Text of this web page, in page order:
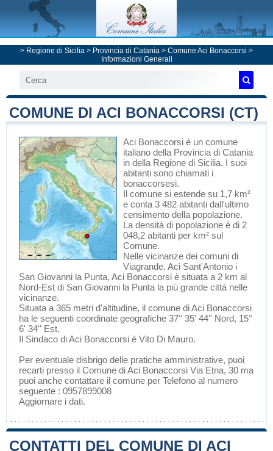
> Regione di Sicilia > Provincia di Catania > Comune Aci Bonaccorsi >
Informazioni Generali
COMUNE DI ACI BONACCORSI (CT)
Aci Bonaccorsi è un comune
italiano della Provincia di Catania
in della Regione di Sicilia. I suoi
abitanti sono chiamati i
bonaccorsesi.
Il comune si estende su 1,7 km²
e conta 3 482 abitanti dall'ultimo
censimento della popolazione.
La densità di popolazione è di 2
048,2 abitanti per km² sul
Comune.
Nelle vicinanze dei comuni di
Viagrande, Aci Sant'Antonio i
San Giovanni la Punta, Aci Bonaccorsi è situata a 2 km al
Nord-Est di San Giovanni la Punta la più grande città nelle
vicinanze.
Situata a 365 metri d'altitudine, il comune di Aci Bonaccorsi
ha le seguenti coordinate geografiche 37° 35' 44'' Nord, 15°
6' 34'' Est.
Il Sindaco di Aci Bonaccorsi è Vito Di Mauro.
Per eventuale disbrigo delle pratiche amministrative, puoi
recarti presso il Comune di Aci Bonaccorsi Via Etna, 30 ma
puoi anche contattare il comune per Telefono al numero
seguente : 0957899008
Aggiornare i dati.
CONTATTI DEL COMUNE DI ACI